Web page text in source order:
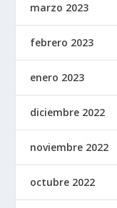
marzo 2023
febrero 2023
enero 2023
diciembre 2022
noviembre 2022
octubre 2022